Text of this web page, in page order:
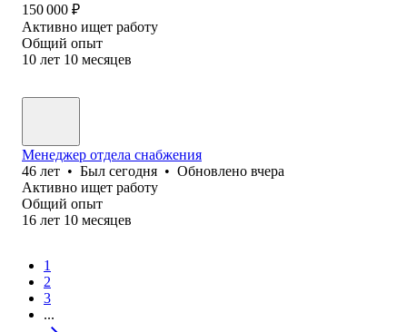
150 000 ₽
Активно ищет работу
Общий опыт
10 лет 10 месяцев
Менеджер отдела снабжения
46 лет • Был сегодня • Обновлено вчера
Активно ищет работу
Общий опыт
16 лет 10 месяцев
1
2
3
...